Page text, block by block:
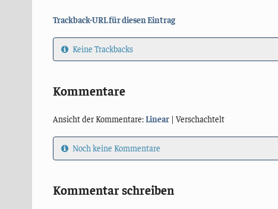
Trackback-URL für diesen Eintrag
Keine Trackbacks
Kommentare
Ansicht der Kommentare:Linear| Verschachtelt
Noch keine Kommentare
Kommentar schreiben